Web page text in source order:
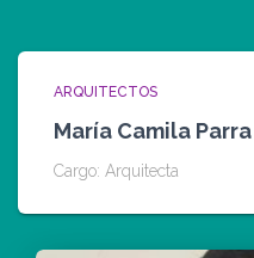
ARQUITECTOS
María Camila
Cargo: Arquitecta